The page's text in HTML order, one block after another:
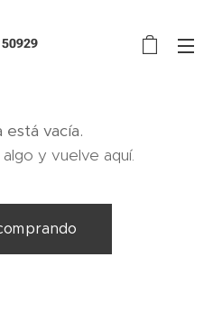
está vacía.
algo y vuelve aquí.